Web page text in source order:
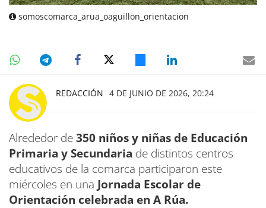
somoscomarca_arua_oaguillon_orientacion
REDACCIÓN 4 DE JUNIO DE 2026, 20:24
Alrededor de350 niños y niñas de Educación
Primaria y Secundaria de distintos centros
educativos de la comarca participaron este
miércoles en una Jornada Escolar de
Orientación celebrada en A Rúa.